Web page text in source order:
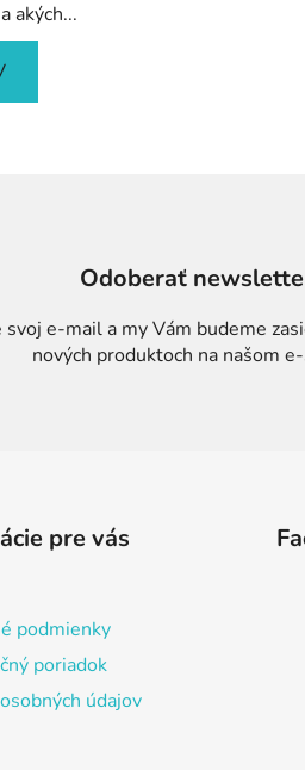
akých...
Odoberať
e-mail a my Vám budeme
nových produktoch na našom
pre vás
podmienky
poriadok
údajov